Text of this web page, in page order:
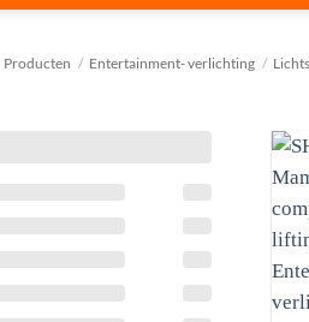
Producten / Entertainment- verlichting /